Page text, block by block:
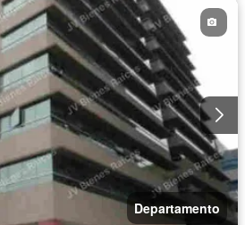
Departamento